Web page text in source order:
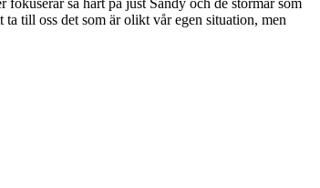
så hårt på just Sandy och de stormar som
till oss det som är olikt vår egen situation, men